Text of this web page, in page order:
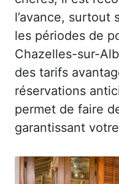
l’avance, surtout
les périodes de
Chazelles-sur-
des tarifs
réservations
permet de faire
garantissant